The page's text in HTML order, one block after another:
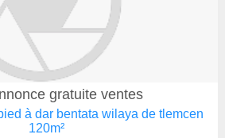
gratuite ventes
à dar bentata wilaya de tlemcen
120m²